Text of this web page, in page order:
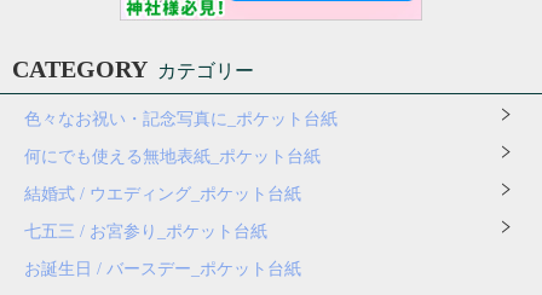
CATEGORY カテゴリー
色々なお祝い・記念写真に_ポケット台紙
何にでも使える無地表紙_ポケット台紙
結婚式 / ウエディング_ポケット台紙
七五三 / お宮参り_ポケット台紙
お誕生日 / バースデー_ポケット台紙